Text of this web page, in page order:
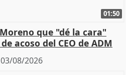
01:50
que "dé la cara"
acoso del CEO de ADM
03/08/2026